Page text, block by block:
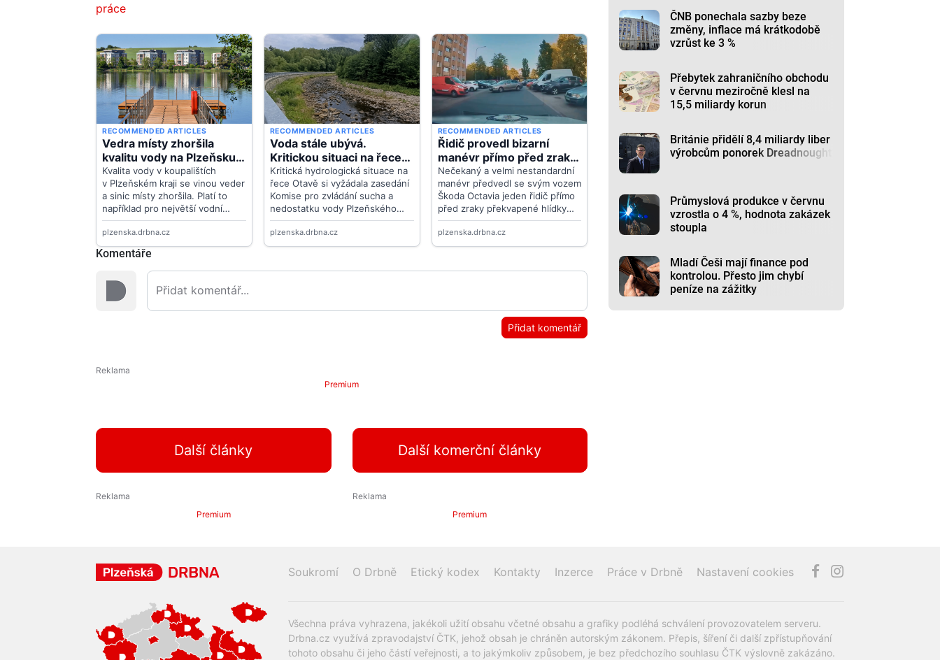
práce
Komentáře
Přidat komentář
Premium
Další články Další komerční články
ČNB ponechala sazby beze
změny, inflace má krátkodobě
vzrůst ke 3 %
Přebytek zahraničního obchodu
v červnu meziročně klesl na
15,5 miliardy korun
Británie přidělí 8,4 miliardy liber
výrobcům ponorek Dreadnought
Průmyslová produkce v červnu
vzrostla o 4 %, hodnota zakázek
stoupla
Mladí Češi mají finance pod
kontrolou. Přesto jim chybí
peníze na zážitky
Premium Premium
Soukromí O Drbně Etický kodex Kontakty Inzerce Práce v Drbně Nastavení cookies
Všechna práva vyhrazena, jakékoli užití obsahu včetné obsahu a grafiky podléhá schválení provozovatelem serveru.
Drbna.cz využívá zpravodajství ČTK, jehož obsah je chráněn autorským zákonem. Přepis, šíření či další zpřístupňování
tohoto obsahu či jeho částí veřejnosti, a to jakýmkoliv způsobem, je bez předchozího souhlasu ČTK výslovně zakázáno.